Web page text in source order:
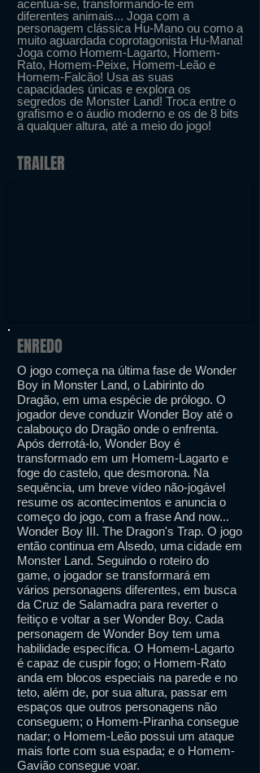
acentua-se, transformando-te em
diferentes animais... Joga com a
personagem clássica Hu-Mano ou como a
muito aguardada coprotagonista Hu-Mana!
Joga como Homem-Lagarto, Homem-
Rato, Homem-Peixe, Homem-Leão e
Homem-Falcão! Usa as suas
capacidades únicas e explora os
segredos de Monster Land! Troca entre o
grafismo e o áudio moderno e os de 8 bits
a qualquer altura, até a meio do jogo!
TRAILER
ENREDO
O jogo começa na última fase de Wonder
Boy in Monster Land, o Labirinto do
Dragão, em uma espécie de prólogo. O
jogador deve conduzir Wonder Boy até o
calabouço do Dragão onde o enfrenta.
Após derrotá-lo, Wonder Boy é
transformado em um Homem-Lagarto e
foge do castelo, que desmorona. Na
sequência, um breve vídeo não-jogável
resume os acontecimentos e anuncia o
começo do jogo, com a frase And now...
Wonder Boy III. The Dragon's Trap. O jogo
então continua em Alsedo, uma cidade em
Monster Land. Seguindo o roteiro do
game, o jogador se transformará em
vários personagens diferentes, em busca
da Cruz de Salamadra para reverter o
feitiço e voltar a ser Wonder Boy. Cada
personagem de Wonder Boy tem uma
habilidade específica. O Homem-Lagarto
é capaz de cuspir fogo; o Homem-Rato
anda em blocos especiais na parede e no
teto, além de, por sua altura, passar em
espaços que outros personagens não
conseguem; o Homem-Piranha consegue
nadar; o Homem-Leão possui um ataque
mais forte com sua espada; e o Homem-
Gavião consegue voar.